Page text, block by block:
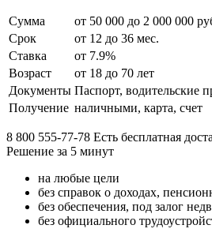
Сумма
от 50 000 до 2 000 000
Срок
от 12 до 36 мес.
Ставка
от 7.9%
Возраст
от 18 до 70 лет
Документы Паспорт, водительские
Получение наличными, карта, счет
8 800 555-77-78 Есть бесплатная
Решение за 5 минут
на любые цели
без справок о доходах,
без обеспечения, под залог
без официального